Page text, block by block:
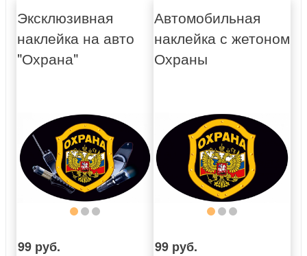
Эксклюзивная
наклейка на авто
"Охрана"
99 руб.
Автомобильная
наклейка с жетоном
Охраны
99 руб.